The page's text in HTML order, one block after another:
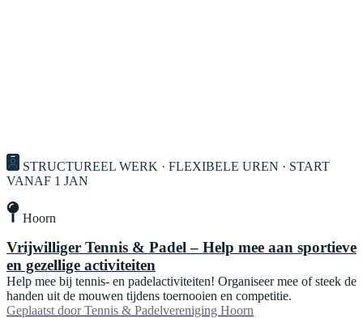
STRUCTUREEL WERK · FLEXIBELE UREN · START
VANAF 1 JAN
Hoorn
Vrijwilliger Tennis & Padel – Help mee aan sportieve
en gezellige activiteiten
Help mee bij tennis- en padelactiviteiten! Organiseer mee of steek de
handen uit de mouwen tijdens toernooien en competitie.
Geplaatst door Tennis & Padelvereniging Hoorn